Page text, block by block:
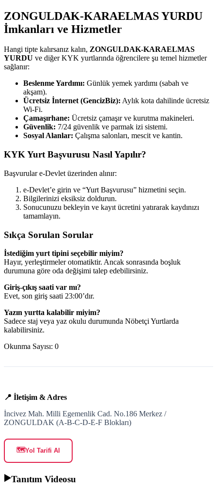
ZONGULDAK-KARAELMAS YURDU
İmkanları ve Hizmetler
Hangi tipte kalırsanız kalın, ZONGULDAK-KARAELMAS
YURDU ve diğer KYK yurtlarında öğrencilere şu temel hizmetler
sağlanır:
Beslenme Yardımı: Günlük yemek yardımı (sabah ve
akşam).
Ücretsiz İnternet (GencizBiz): Aylık kota dahilinde ücretsiz
Wi-Fi.
Çamaşırhane: Ücretsiz çamaşır ve kurutma makineleri.
Güvenlik: 7/24 güvenlik ve parmak izi sistemi.
Sosyal Alanlar: Çalışma salonları, mescit ve kantin.
KYK Yurt Başvurusu Nasıl Yapılır?
Başvurular e-Devlet üzerinden alınır:
e-Devlet’e girin ve “Yurt Başvurusu” hizmetini seçin.
Bilgilerinizi eksiksiz doldurun.
Sonucunuzu bekleyin ve kayıt ücretini yatırarak kaydınızı
tamamlayın.
Sıkça Sorulan Sorular
İstediğim yurt tipini seçebilir miyim?
Hayır, yerleştirmeler otomatiktir. Ancak sonrasında boşluk
durumuna göre oda değişimi talep edebilirsiniz.
Giriş-çıkış saati var mı?
Evet, son giriş saati 23:00’dır.
Yazın yurtta kalabilir miyim?
Sadece staj veya yaz okulu durumunda Nöbetçi Yurtlarda
kalabilirsiniz.
Okunma Sayısı: 0
📍 İletişim & Adres
İncivez Mah. Milli Egemenlik Cad. No.186 Merkez /
ZONGULDAK (A-B-C-D-E-F Blokları)
🗺️Yol Tarifi Al
▶️Tanıtım Videosu